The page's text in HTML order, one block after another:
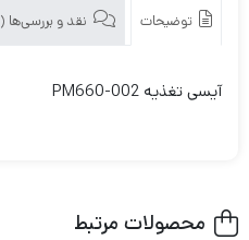
توضیحات نقد و بررسی‌ها (0)
آیسی تغذیه PM660-002
محصولات مرتبط